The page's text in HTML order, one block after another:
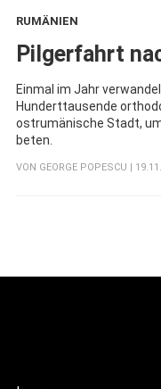
RUMÄNIEN
Pilgerfahrt
Einmal im Jahr
Hunderttausende
ostrumänische Stadt,
beten.
VON GEORGE POPESCU |